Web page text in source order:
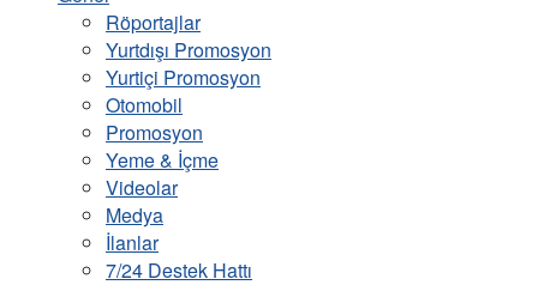
Röportajlar
Yurtdışı Promosyon
Yurtiçi Promosyon
Otomobil
Promosyon
Yeme & İçme
Videolar
Medya
İlanlar
7/24 Destek Hattı